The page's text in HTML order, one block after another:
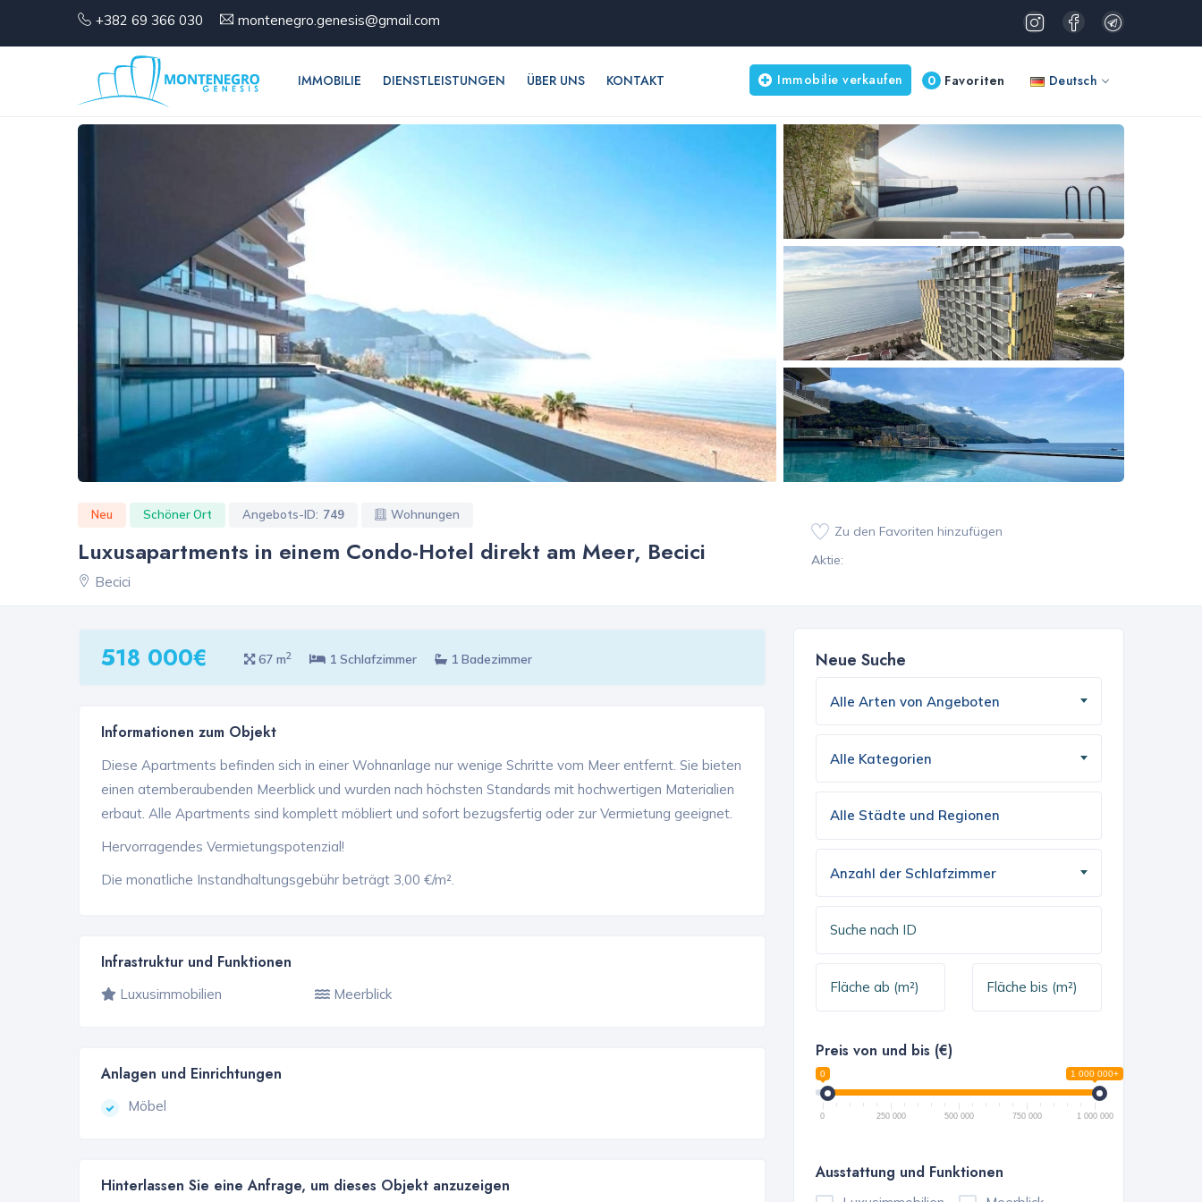
+382 69 366 030 montenegro.genesis@gmail.com
IMMOBILIE DIENSTLEISTUNGEN ÜBER UNS KONTAKT 0 Favoriten Deutsch
Immobilie verkaufen
Neu Schöner Ort Angebots-ID: 749 Wohnungen
Luxusapartments in einem Condo-Hotel direkt am Meer, Becici
Becici
Zu den Favoriten hinzufügen
Aktie:
518 000€ 67 m2 1 Schlafzimmer 1 Badezimmer
Informationen zum Objekt
Diese Apartments befinden sich in einer Wohnanlage nur wenige Schritte vom Meer entfernt. Sie bieten
einen atemberaubenden Meerblick und wurden nach höchsten Standards mit hochwertigen Materialien
erbaut. Alle Apartments sind komplett möbliert und sofort bezugsfertig oder zur Vermietung geeignet.
Hervorragendes Vermietungspotenzial!
Die monatliche Instandhaltungsgebühr beträgt 3,00 €/m².
Infrastruktur und Funktionen
Luxusimmobilien Meerblick
Anlagen und Einrichtungen
Möbel
Hinterlassen Sie eine Anfrage, um dieses Objekt anzuzeigen
Neue Suche
Alle Arten von Angeboten
Alle Kategorien
Anzahl der Schlafzimmer
Preis von und bis (€)
0 1 000 000+
0 250 000 500 000 750 000 1 000 000
Ausstattung und Funktionen